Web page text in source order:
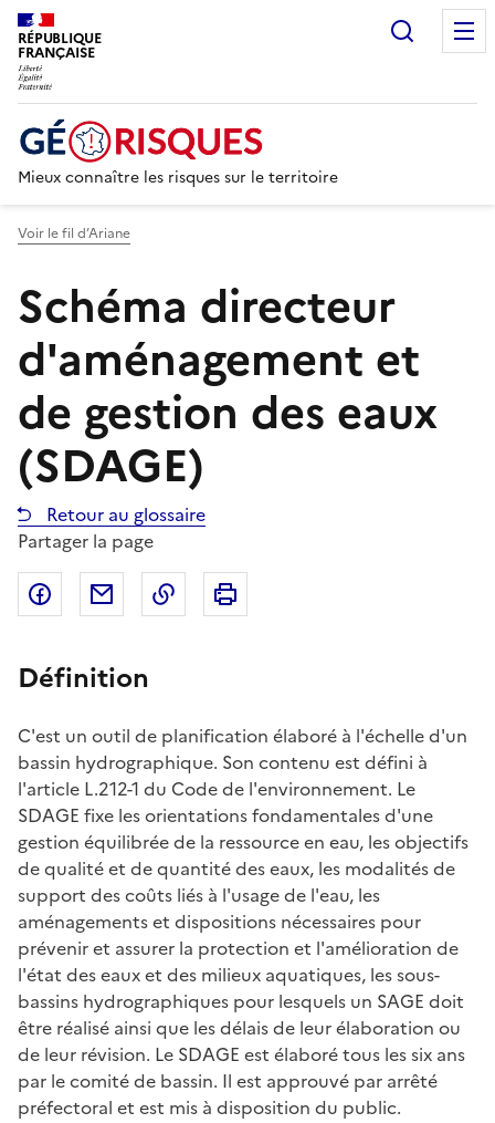
RÉPUBLIQUE
FRANÇAISE
Mieux connaître les risques sur le territoire
Voir le fil d’Ariane
Schéma directeur
d'aménagement et
de gestion des eaux
(SDAGE)
Retour au glossaire
Partager la page
Partager sur Facebook
Partager par emailCopier dans le presse-papier
Définition
C'est un outil de planification élaboré à l'échelle d'un
bassin hydrographique. Son contenu est défini à
l'article L.212-1 du Code de l'environnement. Le
SDAGE fixe les orientations fondamentales d'une
gestion équilibrée de la ressource en eau, les objectifs
de qualité et de quantité des eaux, les modalités de
support des coûts liés à l'usage de l'eau, les
aménagements et dispositions nécessaires pour
prévenir et assurer la protection et l'amélioration de
l'état des eaux et des milieux aquatiques, les sous-
bassins hydrographiques pour lesquels un SAGE doit
être réalisé ainsi que les délais de leur élaboration ou
de leur révision. Le SDAGE est élaboré tous les six ans
par le comité de bassin. Il est approuvé par arrêté
préfectoral et est mis à disposition du public.